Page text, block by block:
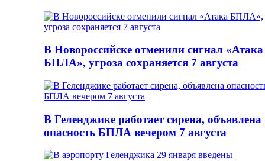
В Новороссийске отменили сигнал «Атака
БПЛА», угроза сохраняется 7 августа
В Геленджике работает сирена, объявлена
опасность БПЛА вечером 7 августа